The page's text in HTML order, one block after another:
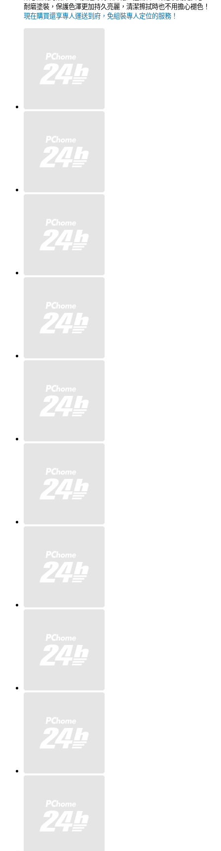
耐磨塗裝，保護色澤更加持久亮麗，清潔擦拭時也不用擔心褪色！
現在購買還享專人運送到府，免組裝專人定位的服務！